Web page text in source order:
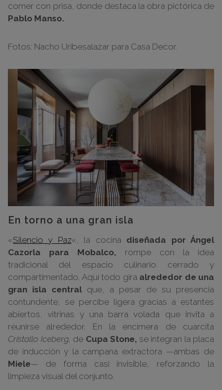
comer con prisa, donde destaca la obra pictórica de
Pablo Manso.
Fotos: Nacho Uribesalazar para Casa Decor.
En torno a una gran isla
«Silencio y Paz«, la cocina diseñada por Ángel
Cazorla para Mobalco, rompe con la idea
tradicional del espacio culinario cerrado y
compartimentado. Aquí todo gira alrededor de una
gran isla central que, a pesar de su presencia
contundente, se percibe ligera gracias a estantes
abiertos, vitrinas y una barra volada que invita a
reunirse alrededor. En la encimera de cuarcita
Cristallo Iceberg, de Cupa Stone, se integran la placa
de inducción y la campana extractora —ambas de
Miele— de forma casi invisible, reforzando la
limpieza visual del conjunto.